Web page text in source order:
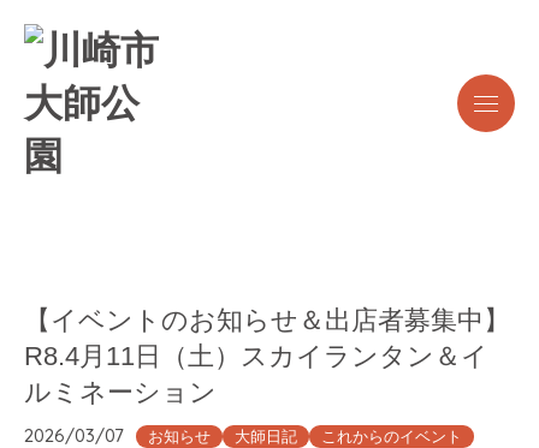
【イベントのお知らせ＆出店者募集中】
R8.4月11日（土）スカイランタン＆イ
ルミネーション
2026/03/07 お知らせ 大師日記
これからのイベント